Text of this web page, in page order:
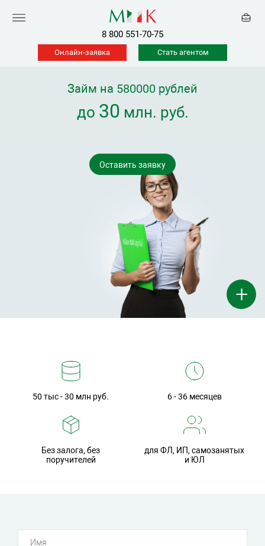
8 800 551-70-75
Онлайн-заявка Стать агентом
+
Оставить заявку
Займ на 580000 рублей
до 30 млн. руб.
50 тыс - 30 млн руб. 6 - 36 месяцев
Без залога, без
поручителей
для ФЛ, ИП, самозанятых
и ЮЛ